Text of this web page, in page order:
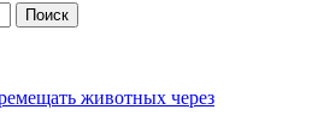
животных через